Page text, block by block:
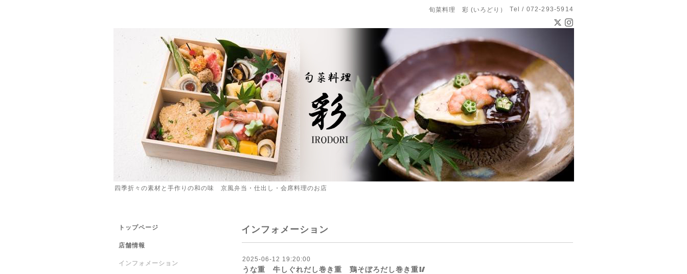
旬菜料理 彩 (いろどり） Tel / 072-293-5914
四季折々の素材と手作りの和の味 京風弁当・仕出し・会席料理のお店
インフォメーション
2025-06-12 19:20:00
うな重 牛しぐれだし巻き重 鶏そぼろだし巻き重🥢
トップページ
店舗情報
インフォメーション